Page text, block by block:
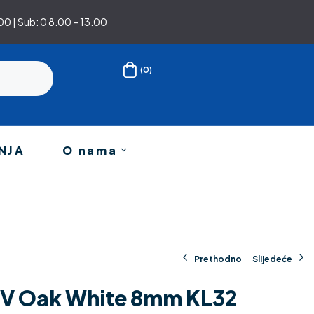
| Sub: 0 8.00 – 13.00
(0)
O nama
Prethodno Slijedeće
Oak White 8mm KL32